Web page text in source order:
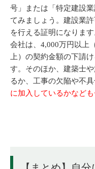
号」または「特定建設
てみましょう。建設業
を行える証明になりま
会社は、4,000万円以上
上）の契約金額の下請
す。そのほか、建築士
るか、工事の欠陥や不
に加入しているかなど